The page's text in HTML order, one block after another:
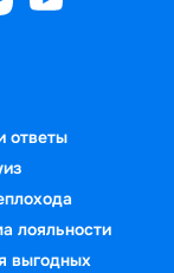
ответы
лояльности
выгодных